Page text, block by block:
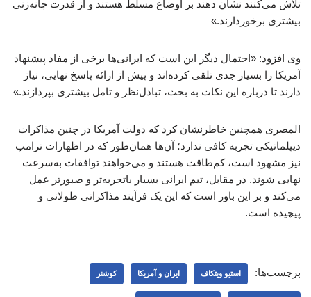
تلاش می‌کنند نشان دهند بر اوضاع مسلط هستند و از قدرت چانه‌زنی
بیشتری برخوردارند.»
وی افزود: «احتمال دیگر این است که ایرانی‌ها برخی از مفاد پیشنهاد
آمریکا را بسیار جدی تلقی کرده‌اند و پیش از ارائه پاسخ نهایی، نیاز
دارند تا درباره این نکات به بحث، تبادل‌نظر و تامل بیشتری بپردازند.»
المصری همچنین خاطرنشان کرد که دولت آمریکا در چنین مذاکرات
دیپلماتیکی تجربه کافی ندارد؛ آن‌ها همان‌طور که در اظهارات ترامپ
نیز مشهود است، کم‌طاقت هستند و می‌خواهند توافقات به‌سرعت
نهایی شوند. در مقابل، تیم ایرانی بسیار باتجربه‌تر و صبورتر عمل
می‌کند و بر این باور است که این یک فرآیند مذاکراتی طولانی و
پیچیده است.
برچسب‌ها: استیو ویتکاف ایران و آمریکا کوشنر